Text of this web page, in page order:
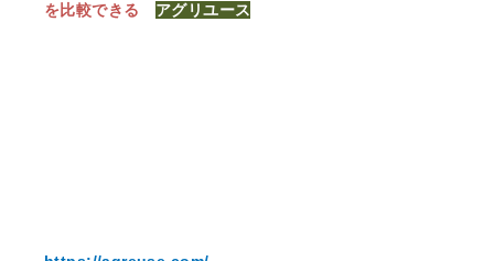
を比較できる アグリユース